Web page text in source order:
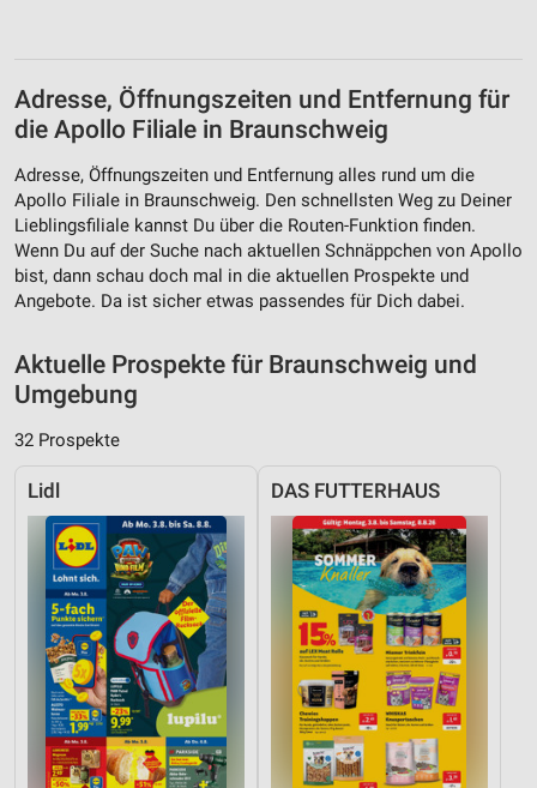
Adresse, Öffnungszeiten und Entfernung für
die Apollo Filiale in Braunschweig
Adresse, Öffnungszeiten und Entfernung alles rund um die
Apollo Filiale in Braunschweig. Den schnellsten Weg zu Deiner
Lieblingsfiliale kannst Du über die Routen-Funktion finden.
Wenn Du auf der Suche nach aktuellen Schnäppchen von Apollo
bist, dann schau doch mal in die aktuellen Prospekte und
Angebote. Da ist sicher etwas passendes für Dich dabei.
Aktuelle Prospekte für Braunschweig und
Umgebung
32 Prospekte
Lidl DAS FUTTERHAUS